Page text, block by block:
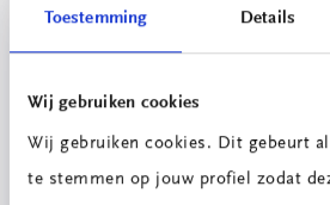
Toestemming Details
Wij gebruiken cookies
Wij gebruiken cookies. Dit gebeurt
te stemmen op jouw profiel zodat